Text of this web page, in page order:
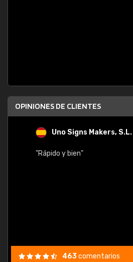
OPINIONES DE CLIENTES
Uno Signs Makers, S.L.
"Rápido y bien"
463comentarios